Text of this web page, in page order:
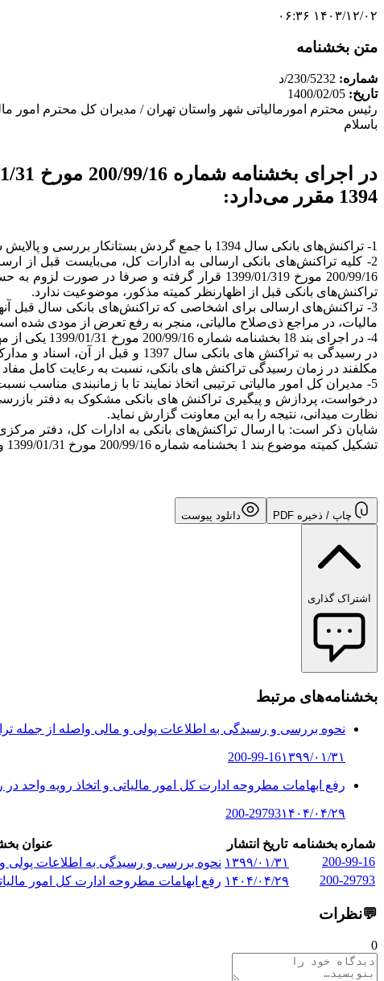
۱۴۰۳/۱۲/۰۲ ۰۶:۳۶
متن بخشنامه
شماره:
تاریخ: 1400/02/05
رئیس محترم امورمالیاتی شهر واستان تهران / مدیران کل محترم امور
باسلام
1394 مقرر می‌دارد:
1- تراکنش‌های بانکی سال 1394 با جمع گردش بستانکار بررسی و پالایش شده کمتر از پنجاه میلیارد ریال که تاکنون مورد رسیدگی واقع نشده است، مشمول رسیدگی مالیاتی نمی‌باشند.
200/99/16 مورخ 1399/01/319 قرار گرفته و
تراکنش‌های بانکی قبل از اظهارنظر کمیته مذکور، موضوعیت ندارد.
مالیات، در مراجع ذی‌صلاح مالیاتی، منجر به رفع تعرض از مودی شده است برای سال 1394 با تأیید کمیته مذکور، نیازی به ارسال به ادارات امور
4- در
در رسیدگی به تراکنش های بانکی
مکلفند در زمان رسیدگی تراکنش های بانکی، نسبت به رعایت کامل مفاد
درخواست، پردازش و پیگیری تراکنش های بانکی مشکوک به دفتر بازرسی
نظارت میدانی، نتیجه را به این معاونت گزارش نماید.
شایان ذکر است: با ارسال تراکنش‌های بانکی به ادارات کل، دفتر
تشکیل کمیته موضوع بند 1 بخشنامه شماره 200/99/16 مورخ 1399/01/31 و مصوبات آن، نظارت نموده و نتیجه را برای استحضار رئیس کل محترم سازمان گزارش می‌نمایند.
چاپ / ذخیره PDF دانلود پیوست
اشتراک گذاری
بخشنامه‌های مرتبط
نحوه بررسی و رسیدگی به اطلاعات پولی و مالی واصله از جمله
200-99-16۱۳۹۹/۰۱/۳۱
رفع ابهامات مطروحه ادارت کل امور مالیاتی و اتخاذ رویه واحد
200-29793۱۴۰۴/۰۴/۲۹
شماره بخشنامه تاریخ انتشار
عنوان
200-99-16
۱۳۹۹/۰۱/۳۱ نحوه بررسی و رسیدگی به اطلاعات پولی
200-29793
۱۴۰۴/۰۴/۲۹ رفع ابهامات مطروحه ادارت کل امور
💬نظرات
0